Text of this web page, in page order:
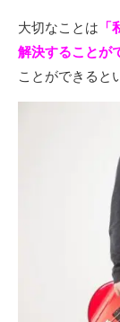
大切なことは
解決することが
ことができると